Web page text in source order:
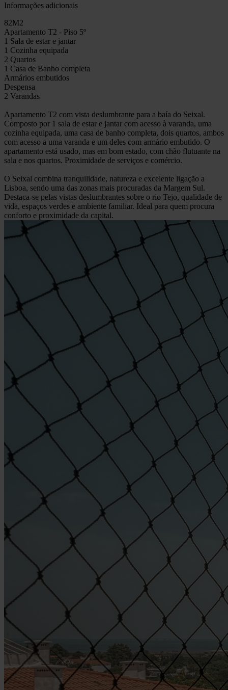
Informações adicionais
82M2
Apartamento T2 - Piso 5º
1 Sala de estar e jantar
1 Cozinha equipada
2 Quartos
1 Casa de Banho completa
Armários embutidos
Despensa
2 Varandas
Apartamento T2 com vista deslumbrante para a baía do Seixal.
Composto por 1 sala de estar e jantar com acesso à varanda, uma
cozinha equipada, uma casa de banho completa, dois quartos, ambos
com acesso a uma varanda e um deles com armário embutido. O
apartamento está usado, mas em bom estado, com chão flutuante na
sala e nos quartos. Proximidade de serviços e comércio.
O Seixal combina tranquilidade, natureza e excelente ligação a
Lisboa, sendo uma das zonas mais procuradas da Margem Sul.
Destaca-se pelas vistas deslumbrantes sobre o rio Tejo, qualidade de
vida, espaços verdes e ambiente familiar. Ideal para quem procura
conforto e proximidade da capital.